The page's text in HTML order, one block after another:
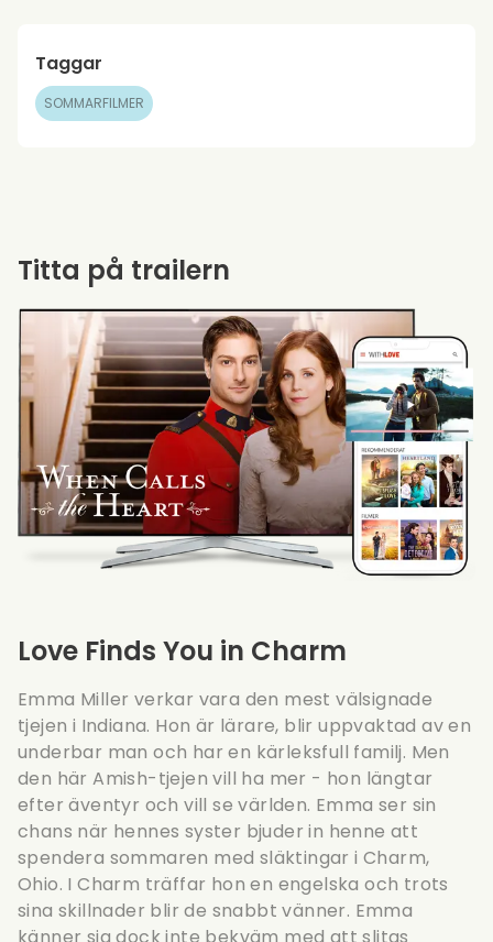
Taggar
SOMMARFILMER
Love Finds You in Charm
Emma Miller verkar vara den mest välsignade
tjejen i Indiana. Hon är lärare, blir uppvaktad av en
underbar man och har en kärleksfull familj. Men
den här Amish-tjejen vill ha mer - hon längtar
efter äventyr och vill se världen. Emma ser sin
chans när hennes syster bjuder in henne att
spendera sommaren med släktingar i Charm,
Ohio. I Charm träffar hon en engelska och trots
sina skillnader blir de snabbt vänner. Emma
känner sig dock inte bekväm med att slitas
Titta på trailern